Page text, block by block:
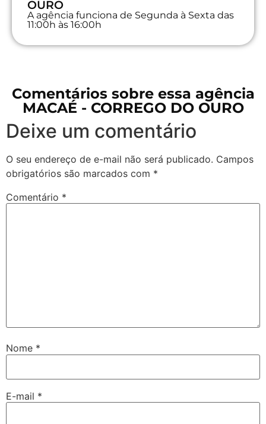
OURO
A agência funciona de Segunda à Sexta das
11:00h às 16:00h
Comentários sobre essa agência
MACAÉ - CORREGO DO OURO
Deixe um comentário
O seu endereço de e-mail não será publicado. Campos
obrigatórios são marcados com *
Comentário *
Nome *
E-mail *